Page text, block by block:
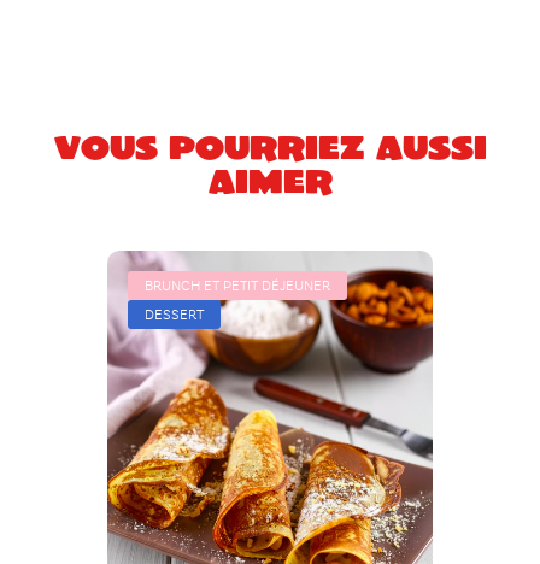
Vous pourriez aussi
aimer
BRUNCH ET PETIT DÉJEUNER
DESSERT